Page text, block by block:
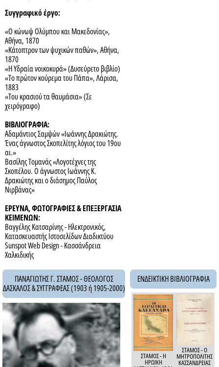
Συγγραφικό έργο:
«Ο κώνωψ Ολύμπου και Μακεδονίας»,
Αθήνα, 1870
«Κάτοπτρον των ψυχικών παθών», Αθήνα,
1870
«Η Υδραία νοικοκυρά» (Δυσεύρετο βιβλίο)
«Το πρώτον κούρεμα του Πάπα», Λάρισα,
1883
«Του κρασιού τα θαυμάσια» (Σε
χειρόγραφο)
ΒΙΒΛΙΟΓΡΑΦΙΑ:
Αδαμάντιος Σαμψών «Ιωάννης Δρακιώτης.
Ένας άγνωστος Σκοπελίτης λόγιος του 19ου
αι.»
Βασίλης Τομανάς «Λογοτέχνες της
Σκοπέλου. Ο άγνωστος Ιωάννης Κ.
Δρακιώτης και ο διάσημος Παύλος
Νιρβάνας»
ΕΡΕΥΝΑ, ΦΩΤΟΓΡΑΦΙΕΣ & ΕΠΕΞΕΡΓΑΣΙΑ
ΚΕΙΜΕΝΩΝ:
Βαγγέλης Κατσαρίνης - Ηλεκτρονικός,
Κατασκευαστής Ιστοσελίδων Διαδικτύου
Sunspot Web Design - Κασσάνδρεια
Χαλκιδικής
ΠΑΝΑΓΙΩΤΗΣ Γ. ΣΤΑΜΟΣ - ΘΕΟΛΟΓΟΣ
ΔΑΣΚΑΛΟΣ & ΣΥΓΓΡΑΦΕΑΣ (1903 ή 1905-2000)
ΕΝΔΕΙΚΤΙΚΗ ΒΙΒΛΙΟΓΡΑΦΙΑ